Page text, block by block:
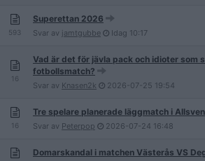
593
Superettan 2026
Svar av jamtgubbe Idag 10:17
16
Vad är det för jävla pack och idioter som
fotbollsmatch?
Svar av Knasen2k 2026-07-25 19:54
16
Tre spelare planerade läggmatch i
Svar av Peterpop 2026-07-24 16:48
Domarskandal i matchen Västerås VS